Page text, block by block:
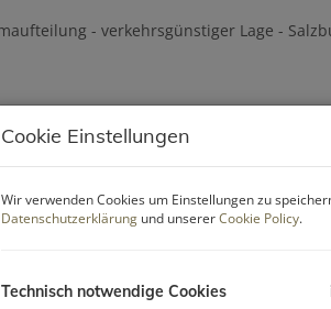
Cookie Einstellungen
Wir verwenden Cookies um Einstellungen zu
Datenschutzerklärung und unsererCookie Policy.
Technisch notwendige Cookies